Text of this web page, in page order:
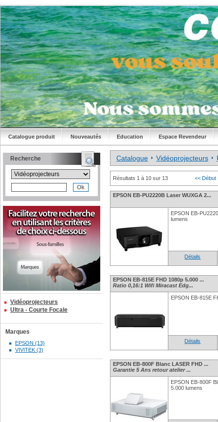
Catalogue produit Nouveautés Education Espace Revendeur
Recherche
Vidéoprojecteurs
Ultra - Courte Focale
Marques
EPSON (13)
VIVITEK (3)
Catalogue Vidéoprojecteurs
Résultats 1 à 10 sur 13 << Début
EPSON EB-PU2220B Laser WUXGA 2...
EPSON EB-
lumens
Détails
EPSON EB-815E FHD 1080p 5.000 ...
Ratio 0,16:1 Wifi Miracast Edg...
EPSON EB-815E
Détails
EPSON EB-800F Blanc LASER FHD ...
Garantie 5 Ans retour atelier ...
EPSON EB-800F
5.000 lumens